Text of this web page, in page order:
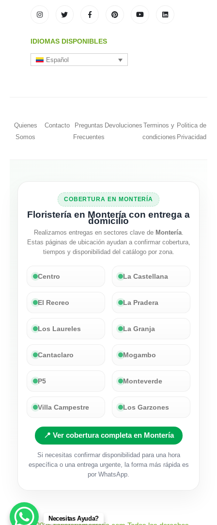
IDIOMAS DISPONIBLES
Español
Quienes
Somos
Contacto
Preguntas
Frecuentes
Devoluciones Terminos y
condiciones
Politica de
Privacidad
COBERTURA EN MONTERÍA
Floristería en Montería con entrega a
domicilio
Realizamos entregas en sectores clave de Montería.
Estas páginas de ubicación ayudan a confirmar cobertura,
tiempos y disponibilidad del catálogo por zona.
Centro La Castellana
El Recreo La Pradera
Los Laureles La Granja
Cantaclaro Mogambo
P5 Monteverde
Villa Campestre Los Garzones
📍 Ver cobertura completa en Montería
Si necesitas confirmar disponibilidad para una hora
específica o una entrega urgente, la forma más rápida es
por WhatsApp.
Necesitas Ayuda?